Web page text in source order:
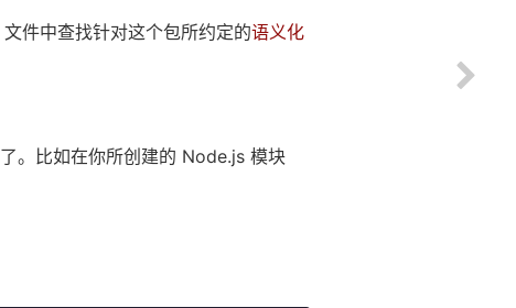
文件中查找针对这个包所约定的语义化
。比如在你所创建的 Node.js 模块